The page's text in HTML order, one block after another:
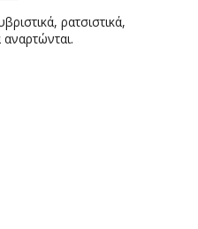
ρατσιστικά,